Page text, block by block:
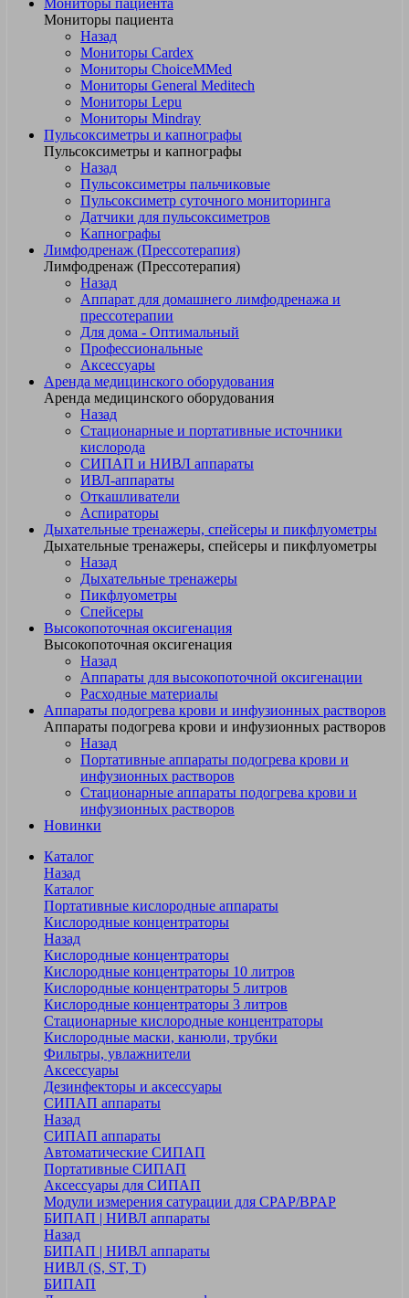
Мониторы пациента
Мониторы пациента
Назад
Мониторы Cardex
Мониторы ChoiceMMed
Мониторы General Meditech
Мониторы Lepu
Мониторы Mindray
Пульсоксиметры и капнографы
Пульсоксиметры и капнографы
Назад
Пульсоксиметры пальчиковые
Пульсоксиметр суточного мониторинга
Датчики для пульсоксиметров
Kапнографы
Лимфодренаж (Прессотерапия)
Лимфодренаж (Прессотерапия)
Назад
Аппарат для домашнего лимфодренажа и
прессотерапии
Для дома - Оптимальный
Профессиональные
Аксессуары
Аренда медицинского оборудования
Аренда медицинского оборудования
Назад
Стационарные и портативные источники
кислорода
СИПАП и НИВЛ аппараты
ИВЛ-аппараты
Откашливатели
Аспираторы
Дыхательные тренажеры, спейсеры и пикфлуометры
Дыхательные тренажеры, спейсеры и пикфлуометры
Назад
Дыхательные тренажеры
Пикфлуометры
Спейсеры
Высокопоточная оксигенация
Высокопоточная оксигенация
Назад
Аппараты для высокопоточной оксигенации
Расходные материалы
Аппараты подогрева крови и инфузионных растворов
Аппараты подогрева крови и инфузионных растворов
Назад
Портативные аппараты подогрева крови и
инфузионных растворов
Стационарные аппараты подогрева крови и
инфузионных растворов
Новинки
Каталог
Назад
Каталог
Портативные кислородные аппараты
Кислородные концентраторы
Назад
Кислородные концентраторы
Кислородные концентраторы 10 литров
Кислородные концентраторы 5 литров
Кислородные концентраторы 3 литров
Стационарные кислородные концентраторы
Кислородные маски, канюли, трубки
Фильтры, увлажнители
Аксессуары
Дезинфекторы и аксессуары
СИПАП аппараты
Назад
СИПАП аппараты
Автоматические СИПАП
Портативные СИПАП
Аксессуары для СИПАП
Модули измерения сатурации для CPAP/BPAP
БИПАП | НИВЛ аппараты
Назад
БИПАП | НИВЛ аппараты
НИВЛ (S, ST, T)
БИПАП